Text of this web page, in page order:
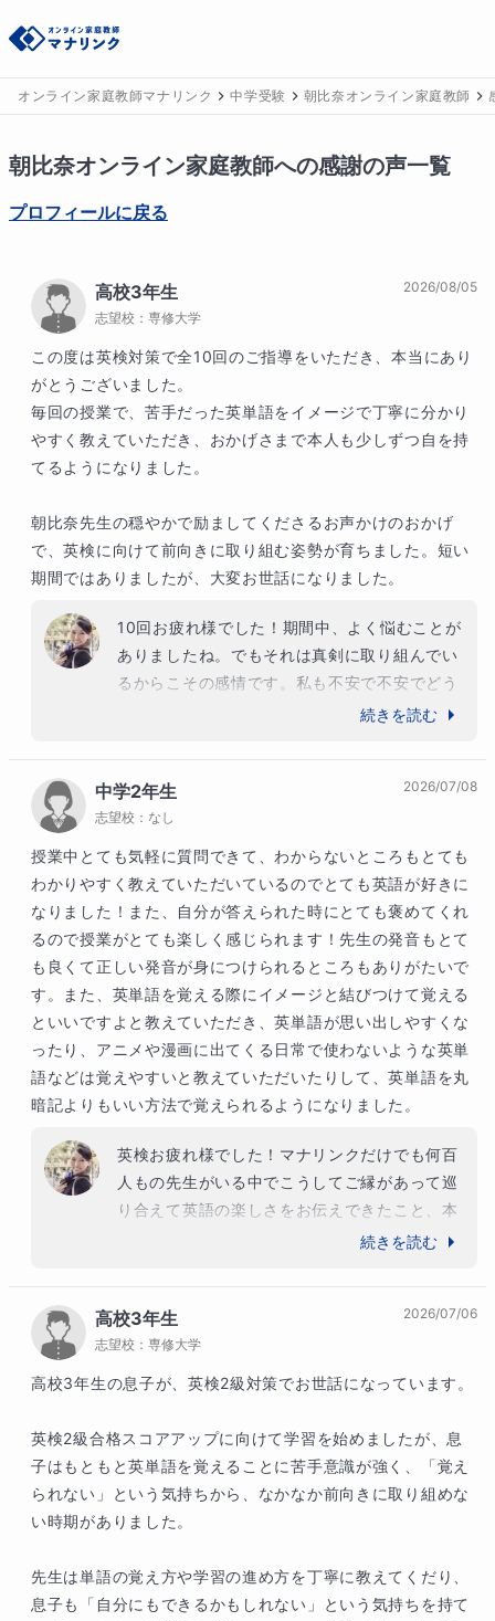
オンライン家庭教師マナリンク 中学受験 朝比奈オンライン家庭教師
朝比奈オンライン家庭教師への感謝の声一覧
プロフィールに戻る
高校3年生
志望校： 専修大学
2026/08/05
この度は英検対策で全10回のご指導をいただき、本当にあり
がとうございました。
毎回の授業で、苦手だった英単語をイメージで丁寧に分かり
やすく教えていただき、おかげさまで本人も少しずつ自を持
てるようになりました。
朝比奈先生の穏やかで励ましてくださるお声かけのおかげ
で、英検に向けて前向きに取り組む姿勢が育ちました。短い
期間ではありましたが、大変お世話になりました。
10回お疲れ様でした！期間中、よく悩むことが
ありましたね。でもそれは真剣に取り組んでい
るからこその感情です。私も不安で不安でどう
しようもなかった時があります。何をやっても
時、ふと不安だとくよくよしていてもこの状況
は何も変わらないし、この状況を変えるために
は少しでも明るい未来のために自分の欠点を見
つめ、改善していかないとただの時間の無駄遣
いではないかと思ったのです。不安な気持ちの
ときにどんな行動ができるのかが明るい未来を
導き出せる人とそうでない人の違いです。どん
な時も自分の感情を客観的に分析し、どうすれ
ばいいのか、次への行動を考えるようにしまし
ょう。そうすれば必ず大きく飛躍できるはずで
す。不安になっている暇はない！そう肝に銘じ
てこれからも勉強に励んでください。これｋら
も応援しています＾＾
続きを読む
中学2年生
志望校： なし
2026/07/08
授業中とても気軽に質問できて、わからないところもとても
わかりやすく教えていただいているのでとても英語が好きに
なりました！また、自分が答えられた時にとても褒めてくれ
るので授業がとても楽しく感じられます！先生の発音もとて
も良くて正しい発音が身につけられるところもありがたいで
す。また、英単語を覚える際にイメージと結びつけて覚える
といいですよと教えていただき、英単語が思い出しやすくな
ったり、アニメや漫画に出てくる日常で使わないような英単
語などは覚えやすいと教えていただいたりして、英単語を丸
暗記よりもいい方法で覚えられるようになりました。
英検お疲れ様でした！マナリンクだけでも何百
人もの先生がいる中でこうしてご縁があって巡
り合えて英語の楽しさをお伝えできたこと、本
当にうれしく思います。英語は科目の中で最も
じめの一歩として資格試験や学校の定期試験だ
けにとどまらず、ありとあらゆる視点から英語
に触れていってほしいです。世界には日本国内
では得られない素晴らしい体験や自分の人生の
ろんキラキラした経験だけではないですが、異
国で危機を乗り越える体験は何物にも代えがた
い宝物になるはずです。ぜひ授業の枠を越えて
いろいろな世界を見てほしいなと思います。ま
ださいね！
続きを読む
高校3年生
志望校： 専修大学
2026/07/06
高校3年生の息子が、英検2級対策でお世話になっています。
英検2級合格スコアアップに向けて学習を始めましたが、息
子はもともと英単語を覚えることに苦手意識が強く、「覚え
られない」という気持ちから、なかなか前向きに取り組めな
い時期がありました。
先生は単語の覚え方や学習の進め方を丁寧に教えてくだり、
息子も「自分にもできるかもしれない」という気持ちを持て